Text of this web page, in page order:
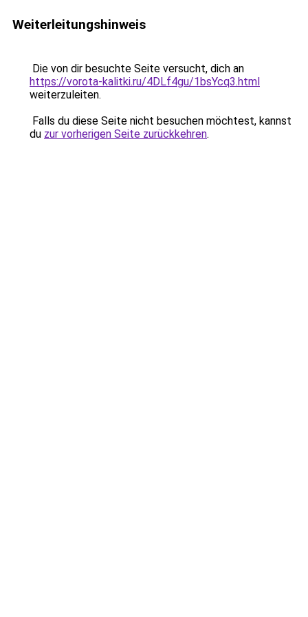
Weiterleitungshinweis
Die von dir besuchte Seite versucht, dich an
https://vorota-kalitki.ru/4DLf4gu/1bsYcq3.html
weiterzuleiten.
Falls du diese Seite nicht besuchen möchtest, kannst
du zur vorherigen Seite zurückkehren.